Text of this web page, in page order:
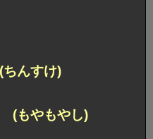
んすけ)
(もやもやし)